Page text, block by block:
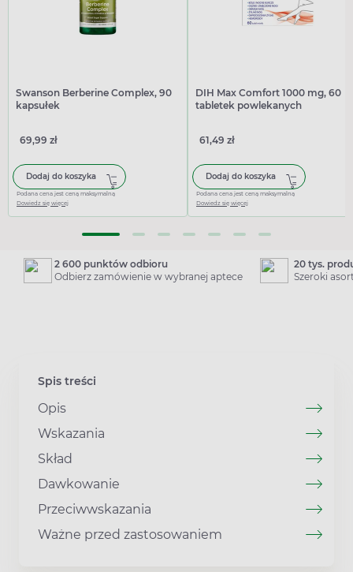
Swanson Berberine Complex, 90
kapsułek
69,99 zł
Dodaj do koszyka
Podana cena jest ceną maksymalną
Dowiedz się więcej
DIH Max Comfort 1000 mg, 60
tabletek powlekanych
61,49 zł
Dodaj do koszyka
Podana cena jest ceną maksymalną
Dowiedz się więcej
2 600 punktów odbioru
Odbierz zamówienie w wybranej aptece
20 tys.
Szeroki
Spis treści
Opis
Wskazania
Skład
Dawkowanie
Przeciwwskazania
Ważne przed zastosowaniem